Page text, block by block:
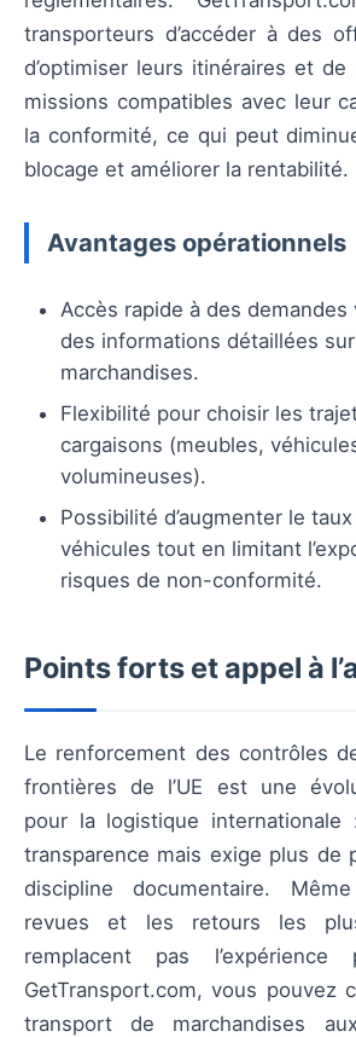
transporteurs d’accéder à des
d’optimiser leurs itinéraires et
missions compatibles avec leur
la conformité, ce qui peut
blocage et améliorer la rentabilité.
Avantages opérationnels
Accès rapide à des
des informations détaillées
marchandises.
Flexibilité pour choisir les
cargaisons (meubles,
volumineuses).
Possibilité d’augmenter le
véhicules tout en limitant
risques de non-conformité.
Points forts et appel à
Le renforcement des contrôles
frontières de l’UE est une
pour la logistique
transparence mais exige plus de
discipline documentaire.
revues et les retours les
remplacent pas
GetTransport.com, vous pouvez
transport de marchandises